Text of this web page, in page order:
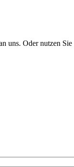
uns. Oder nutzen